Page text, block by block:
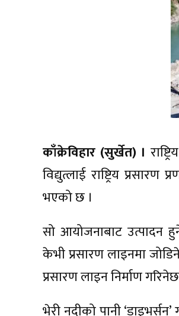
काँक्रेविहार (सुर्खेत) ।
विद्युत्लाई राष्ट्रिय
भएको छ ।
सो आयोजनाबाट उत्पादन
केभी प्रसारण लाइनमा
प्रसारण लाइन निर्माण